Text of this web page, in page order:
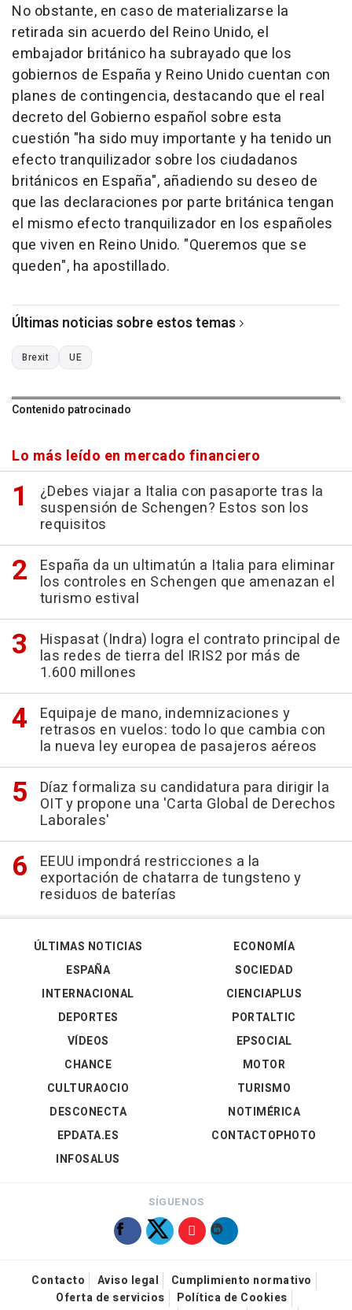
No obstante, en caso de materializarse la
retirada sin acuerdo del Reino Unido, el
embajador británico ha subrayado que los
gobiernos de España y Reino Unido cuentan con
planes de contingencia, destacando que el real
decreto del Gobierno español sobre esta
cuestión "ha sido muy importante y ha tenido un
efecto tranquilizador sobre los ciudadanos
británicos en España", añadiendo su deseo de
que las declaraciones por parte británica tengan
el mismo efecto tranquilizador en los españoles
que viven en Reino Unido. "Queremos que se
queden", ha apostillado.
Últimas noticias sobre estos temas
Brexit UE
Contenido patrocinado
Lo más leído en mercado financiero
¿Debes viajar a Italia con pasaporte tras la
suspensión de Schengen? Estos son los
requisitos
España da un ultimatún a Italia para eliminar
los controles en Schengen que amenazan el
turismo estival
Hispasat (Indra) logra el contrato principal de
las redes de tierra del IRIS2 por más de
1.600 millones
Equipaje de mano, indemnizaciones y
retrasos en vuelos: todo lo que cambia con
la nueva ley europea de pasajeros aéreos
Díaz formaliza su candidatura para dirigir la
OIT y propone una 'Carta Global de Derechos
Laborales'
EEUU impondrá restricciones a la
exportación de chatarra de tungsteno y
residuos de baterías
ÚLTIMAS NOTICIAS
ESPAÑA
INTERNACIONAL
DEPORTES
VÍDEOS
ECONOMÍA
SOCIEDAD
CIENCIAPLUS
PORTALTIC
EPSOCIAL
CHANCE
CULTURAOCIO
DESCONECTA
EPDATA.ES
INFOSALUS
MOTOR
TURISMO
NOTIMÉRICA
CONTACTOPHOTO
SÍGUENOS
Contacto Aviso legal
Cumplimiento normativo
Oferta de servicios
Política de Cookies